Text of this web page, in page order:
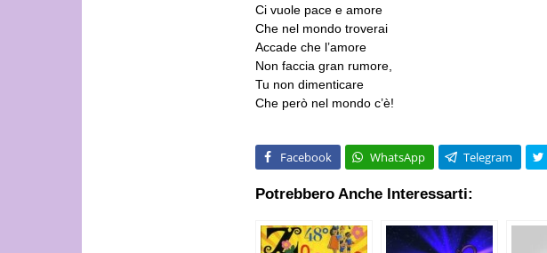
Ci vuole pace e amore
Che nel mondo troverai
Accade che l’amore
Non faccia gran rumore,
Tu non dimenticare
Che però nel mondo c’è!
Facebook WhatsApp Telegram
Potrebbero Anche Interessarti: